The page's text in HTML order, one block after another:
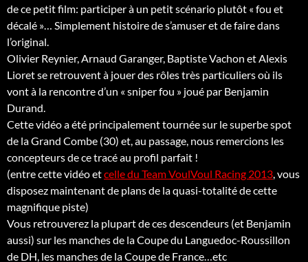
de ce petit film: participer à un petit scénario plutôt « fou et
décalé »… Simplement histoire de s’amuser et de faire dans
l’original.
Olivier Reynier, Arnaud Garanger, Baptiste Vachon et Alexis
Lioret se retrouvent à jouer des rôles très particuliers où ils
vont à la rencontre d’un « sniper fou » joué par Benjamin
Durand.
Cette vidéo a été principalement tournée sur le superbe spot
de la Grand Combe (30) et, au passage, nous remercions les
concepteurs de ce tracé au profil parfait !
(entre cette vidéo etcelle du Team VoulVoul Racing 2013, vous
disposez maintenant de plans de la quasi-totalité de cette
magnifique piste)
Vous retrouverez la plupart de ces descendeurs (et Benjamin
aussi) sur les manches de la Coupe du Languedoc-Roussillon
de DH, les manches de la Coupe de France…etc